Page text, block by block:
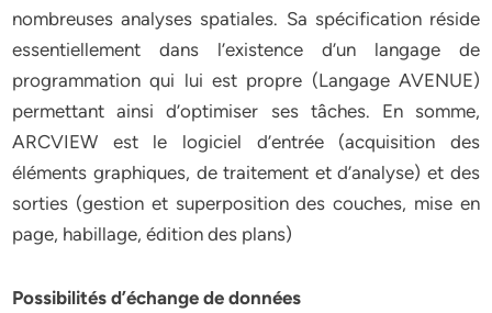
nombreuses analyses spatiales. Sa spécification réside
essentiellement dans l’existence d’un langage de
programmation qui lui est propre (Langage AVENUE)
permettant ainsi d’optimiser ses tâches. En somme,
ARCVIEW est le logiciel d’entrée (acquisition des
éléments graphiques, de traitement et d’analyse) et des
sorties (gestion et superposition des couches, mise en
page, habillage, édition des plans)
Possibilités d’échange de données